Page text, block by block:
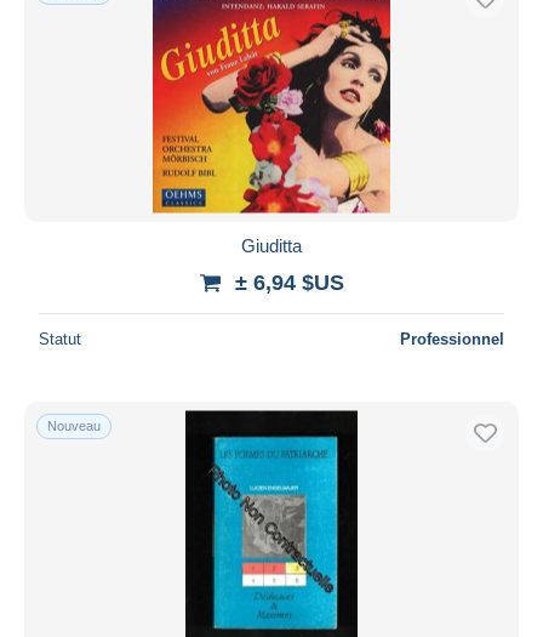
Giuditta
± 6,94 $US
Statut Professionnel
Nouveau